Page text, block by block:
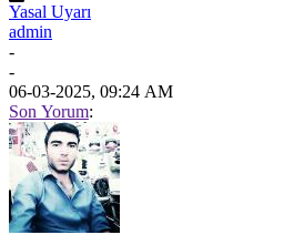
Yasal Uyarı
admin
-
-
06-03-2025, 09:24 AM
Son Yorum: